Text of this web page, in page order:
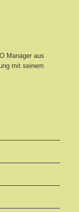
Manager aus
mit seinem